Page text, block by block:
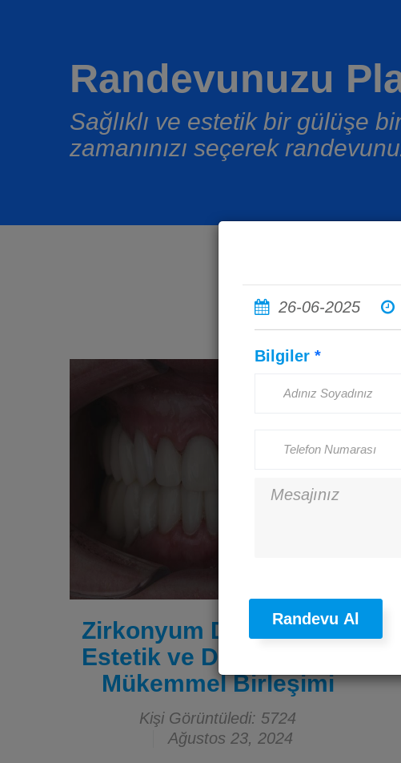
Randevunuzu
Sağlıklı ve estetik bir gülüşe
zamanınızı seçerek
Zirkonyum Diş Kronları:
Estetik ve Dayanıklılığın
Mükemmel Birleşimi
Kişi Görüntüledi: 5724
Ağustos 23, 2024
26-06-2025
Bilgiler *
Randevu Al